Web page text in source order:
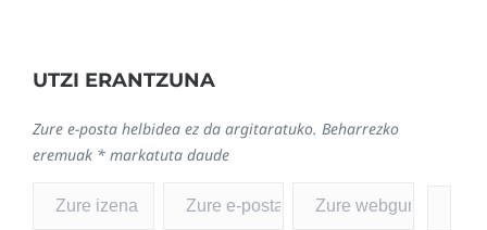
UTZI ERANTZUNA
Zure e-posta helbidea ez da argitaratuko. Beharrezko
eremuak * markatuta daude